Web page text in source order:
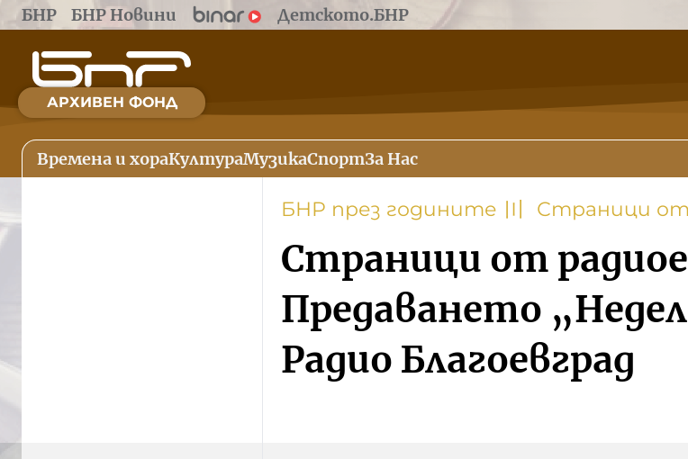
БНР БНР Новини Детското.БНР
АРХИВЕН ФОНД
Времена и хораКултураМузикаСпортЗа Нас
БНР през годините 〣 Страници
Страници от
Предаването
Радио Благоевград